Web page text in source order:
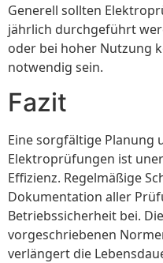
Generell sollten
jährlich durchgeführt
oder bei hoher Nutzung
notwendig sein.
Fazit
Eine sorgfältige Planung
Elektroprüfungen ist
Effizienz. Regelmäßige
Dokumentation aller
Betriebssicherheit bei.
vorgeschriebenen
verlängert die